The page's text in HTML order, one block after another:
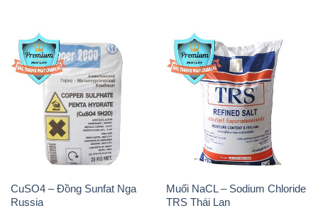
CuSO4 – Đồng Sunfat Nga
Russia
Muối NaCL – Sodium Chloride
TRS Thái Lan